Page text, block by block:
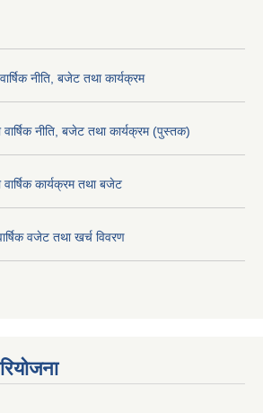
नीति, बजेट तथा कार्यक्रम
नीति, बजेट तथा कार्यक्रम (पुस्तक)
कार्यक्रम तथा बजेट
वजेट तथा खर्च विवरण